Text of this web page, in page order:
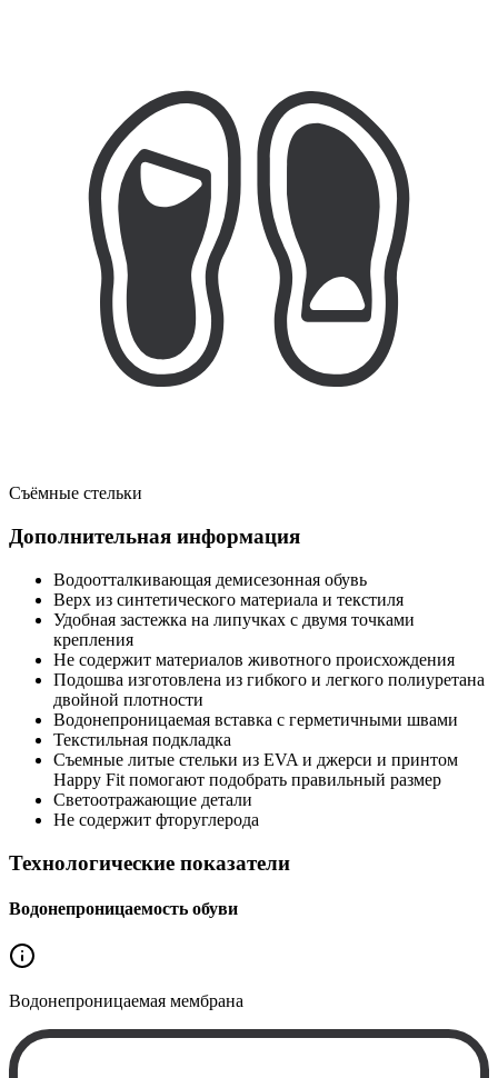
Съёмные стельки
Дополнительная информация
Водоотталкивающая демисезонная обувь
Верх из синтетического материала и текстиля
Удобная застежка на липучках с двумя точками
крепления
Не содержит материалов животного происхождения
Подошва изготовлена из гибкого и легкого полиуретана
двойной плотности
Водонепроницаемая вставка с герметичными швами
Текстильная подкладка
Съемные литые стельки из EVA и джерси и принтом
Happy Fit помогают подобрать правильный размер
Светоотражающие детали
Не содержит фторуглерода
Технологические показатели
Водонепроницаемость обуви
Водонепроницаемая мембрана